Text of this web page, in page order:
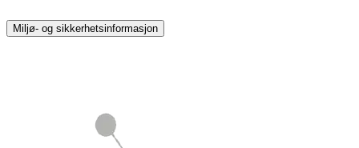
Miljø- og sikkerhetsinformasjon